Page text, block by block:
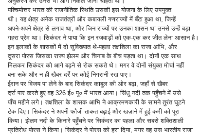
पश्चिमोत्तर भारत की राजनीतिक स्थिति उसकी इस योजना के लिए उपयुक्त
थी। यह क्षेत्र अनेक राजतंत्रों और कबायली गणराज्यों में बँटा हुआ था, जिन्हें
अपने-अपने क्षेत्र से लगाव था, और जिन राज्यों पर उनका शासन था उनसे उन्हें बड़ा
गहरा प्रेम था। सिकंदर ने पाया कि इन रजवाड़ों को एक-एक कर जीत लेना आसान है।
इन इलाकों के शासकों में दो सुविख्यात थे-पहला तक्षशिला का राजा आंभि, और
दूसरा पोरस जिसका राज्य झेलम और चिनाब के बीच पड़ता था। दोनों एक साथ
मिलकर सिकंदर को आगे बढ़ने से रोक सकते थे। मगर वे दोनों संयुक्त मोर्चा नहीं
बना सके और न ही खैबर दर्रे पर कोई निगरानी रख पाए।
ईरान पर विजय पा लेने के बाद सिकंदर काबुल की ओर बढ़ा, जहाँ से खैबर
दर्रा पार करते हुए वह 326 ई० पू० में भारत आया। सिंधु नदी तक पहुँचने में उसे
पाँच महीने लगे। तक्षशिला के शासक आभि ने आक्रमणकारी के सामने तुरंत घुटने
टेक दिए। सिकंदर ने अपनी फौजी ताकत बढ़ाई और खज़ाने में हुई कमी को पूरा
किया। झेलम नदी के किनारे पहुँचने पर सिकंदर का पहला और सबसे शक्तिशाली
प्रतिरोध पोरस ने किया। सिकंदर ने पोरस को हरा दिया, मगर वह उस भारतीय राजा